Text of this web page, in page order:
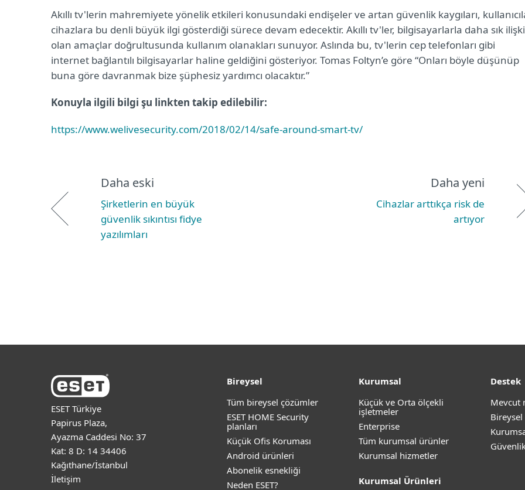
Akıllı tv'lerin mahremiyete yönelik etkileri konusundaki endişeler ve artan güvenlik kaygıları,
cihazlara bu denli büyük ilgi gösterdiği sürece devam edecektir. Akıllı tv'ler, bilgisayarlarla daha sık
olan amaçlar doğrultusunda kullanım olanakları sunuyor. Aslında bu, tv'lerin cep telefonları gibi
internet bağlantılı bilgisayarlar haline geldiğini gösteriyor. Tomas Foltyn’e göre “Onları böyle düşünüp
buna göre davranmak bize şüphesiz yardımcı olacaktır.”
Konuyla ilgili bilgi şu linkten takip edilebilir:
https://www.welivesecurity.com/2018/02/14/safe-around-smart-tv/
Daha eski
Şirketlerin en büyük
güvenlik sıkıntısı fidye
yazılımları
Daha yeni
Cihazlar arttıkça risk de
artıyor
ESET Türkiye
Papirus Plaza,
Ayazma Caddesi No: 37
Kat: 8 D: 14 34406
Kağıthane/İstanbul
İletişim
Bireysel
Tüm bireysel çözümler
ESET HOME Security
planları
Küçük Ofis Koruması
Android ürünleri
Abonelik esnekliği
Neden ESET?
Kurumsal
Küçük ve Orta ölçekli
işletmeler
Enterprise
Tüm kurumsal ürünler
Kurumsal hizmetler
Kurumsal Ürünleri
Destek
Mevcut